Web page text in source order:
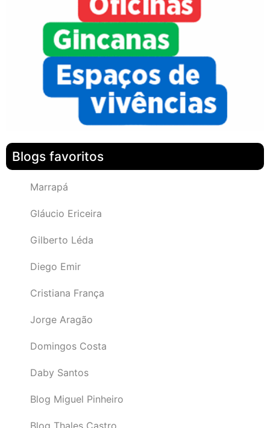
Blogs favoritos
Marrapá
Gláucio Ericeira
Gilberto Léda
Diego Emir
Cristiana França
Jorge Aragão
Domingos Costa
Daby Santos
Blog Miguel Pinheiro